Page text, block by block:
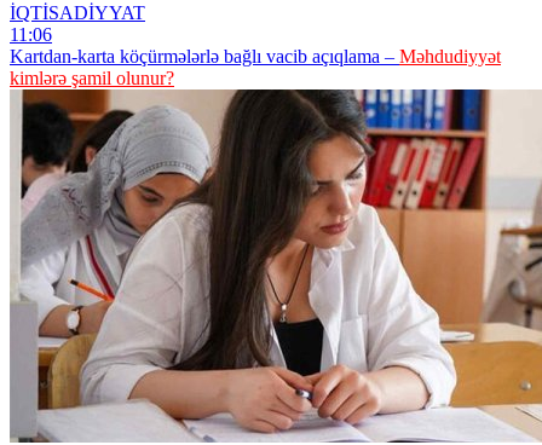
İQTİSADİYYAT
11:06
Kartdan-karta köçürmələrlə bağlı vacib açıqlama – Məhdudiyyət
kimlərə şamil olunur?